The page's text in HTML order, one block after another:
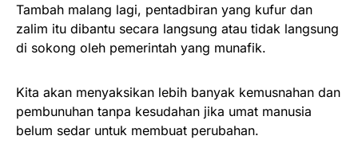
Tambah malang lagi, pentadbiran yang kufur dan
zalim itu dibantu secara langsung atau tidak langsung
di sokong oleh pemerintah yang munafik.
Kita akan menyaksikan lebih banyak kemusnahan dan
pembunuhan tanpa kesudahan jika umat manusia
belum sedar untuk membuat perubahan.